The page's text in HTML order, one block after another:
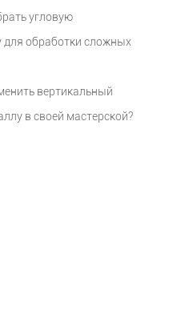
угловую
для обработки сложных
вертикальный
в своей мастерской?